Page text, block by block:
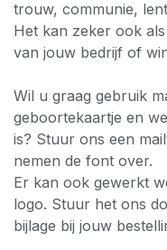
trouw, communie,
Het kan zeker ook
van jouw bedrijf of
Wil u graag gebruik
geboortekaartje en
is? Stuur ons een
nemen de font over.
Er kan ook gewerkt
logo. Stuur het ons
bijlage bij jouw